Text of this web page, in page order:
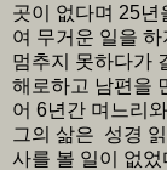
곳이 없다며 25년
여 무거운 일을
멈추지 못하다가
해로하고 남편을
어 6년간 며느리
그의 삶은 성경
사를 볼 일이 없었